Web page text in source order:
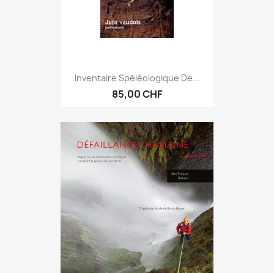
Inventaire Spéléologique De...
85,00 CHF